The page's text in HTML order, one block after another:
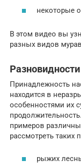
некоторые
В этом видео вы
разных видов
Принадлежность
находится в
особенностями их
примеров
рассмотреть таких
рыжих